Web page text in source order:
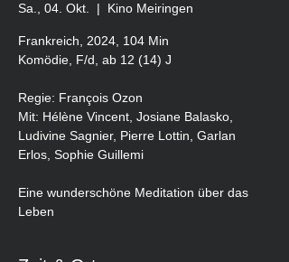
Sa., 04. Okt.
  |
Kino Meiringen
Frankreich, 2024, 104 Min
Komödie, F/d, ab 12 (14) J
Regie: François Ozon
Mit: Hélène Vincent, Josiane Balasko,
Ludivine Sagnier, Pierre Lottin, Garlan
Erlos, Sophie Guillemi
Eine wunderschöne Meditation über das
Leben